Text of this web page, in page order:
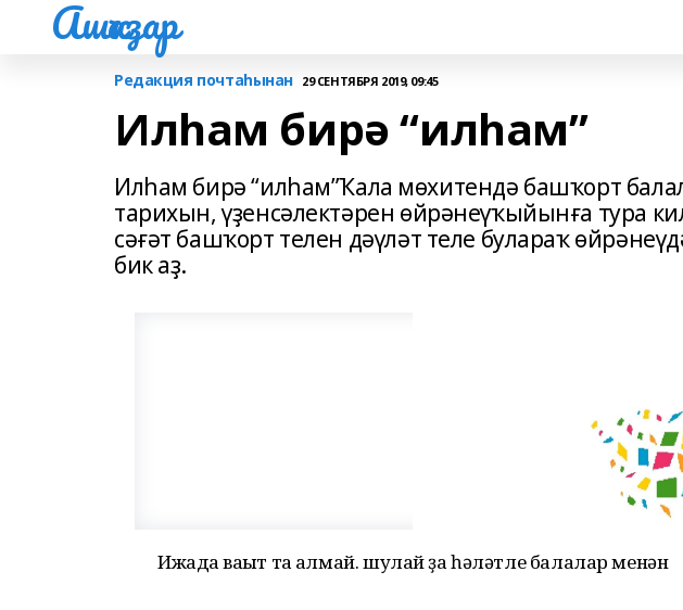
Ашҡаҙар
Редакция почтаһынан 29 СЕНТЯБРЯ 2019, 09:45
Илһам бирә “илһам”
Илһам бирә “илһам”Ҡала мөхитендә башҡорт
тарихын, үҙенсәлектәрен өйрәнеүҡыйынға тура
сәғәт башҡорт телен дәүләт теле булараҡ
бик аҙ.
Ижадҡа ваҡыт та ҡалмай. шулай ҙа һәләтле балалар менән